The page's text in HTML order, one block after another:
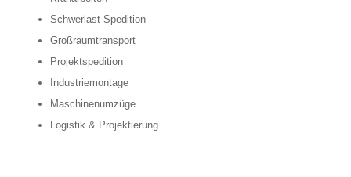
Schwerlast Spedition
Großraumtransport
Projektspedition
Industriemontage
Maschinenumzüge
Logistik & Projektierung